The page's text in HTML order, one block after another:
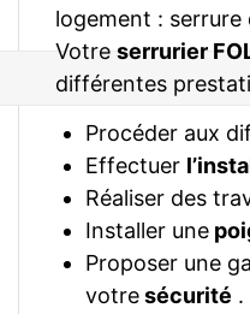
logement :
Votre serrurier
différentes
Procéder aux
Effectuer
Réaliser des
Installer une
Proposer une
votresécurité .